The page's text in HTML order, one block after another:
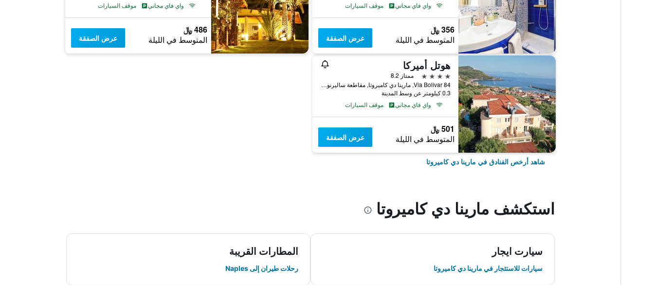
واي فاي مجاني
موقف السيارات
356 ﷼
المتوسط في الليلة عرض الصفقة
واي فاي مجاني
موقف السيارات
486 ﷼
المتوسط في الليلة عرض الصفقة
هوتل أميركا
4 نجوم
ممتاز 8.2
Via Bolivar 84, مارينا دي كاميروتا, مقاطعة ساليرنو, إيطاليا
0.3 كيلومتر عن وسط المدينة
واي فاي مجاني
موقف السيارات
501 ﷼
المتوسط في الليلة عرض الصفقة
شاهد أرخص الفنادق في مارينا دي كاميروتا
استكشف مارينا دي كاميروتا
سيارت ايجار
سيارات للاستئجار في مارينا دي كاميروتا
المطارات القريبة
رحلات طيران إلى Naples